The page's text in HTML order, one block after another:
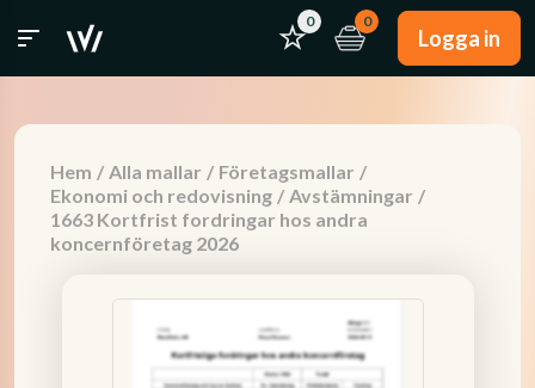
0 0
Logga in
Hem / Alla mallar / Företagsmallar /
Ekonomi och redovisning / Avstämningar /
1663 Kortfrist fordringar hos andra
koncernföretag 2026